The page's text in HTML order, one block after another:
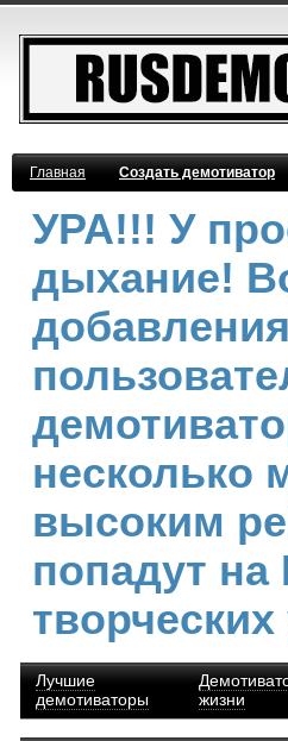
Главная Создать демотиватор
УРА!!! У
дыхание!
несколько
высоким
попадут
Лучшие
демотиваторы
жизни